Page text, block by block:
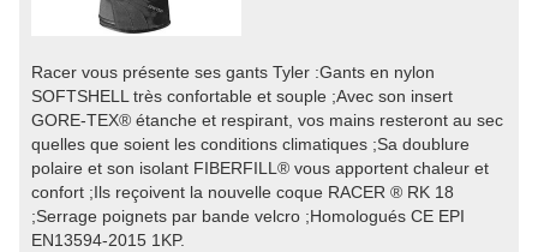
Racer vous présente ses gants Tyler :Gants en nylon
SOFTSHELL très confortable et souple ;Avec son insert
GORE-TEX® étanche et respirant, vos mains resteront au sec
quelles que soient les conditions climatiques ;Sa doublure
polaire et son isolant FIBERFILL® vous apportent chaleur et
confort ;Ils reçoivent la nouvelle coque RACER ® RK 18
;Serrage poignets par bande velcro ;Homologués CE EPI
EN13594-2015 1KP.